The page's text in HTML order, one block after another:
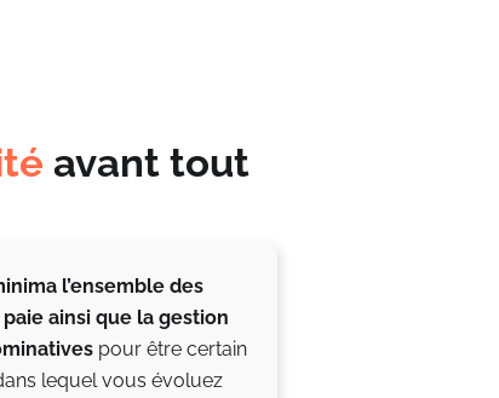
avant tout
l’ensemble des
ainsi que la gestion
pour être certain
lequel vous évoluez